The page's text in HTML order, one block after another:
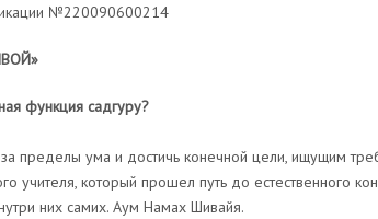
№220090600214
функция садгуру?
пределы ума и достичь конечной цели, ищущим
учителя, который прошел путь до естественного
них самих. Аум Намах Шивайя.